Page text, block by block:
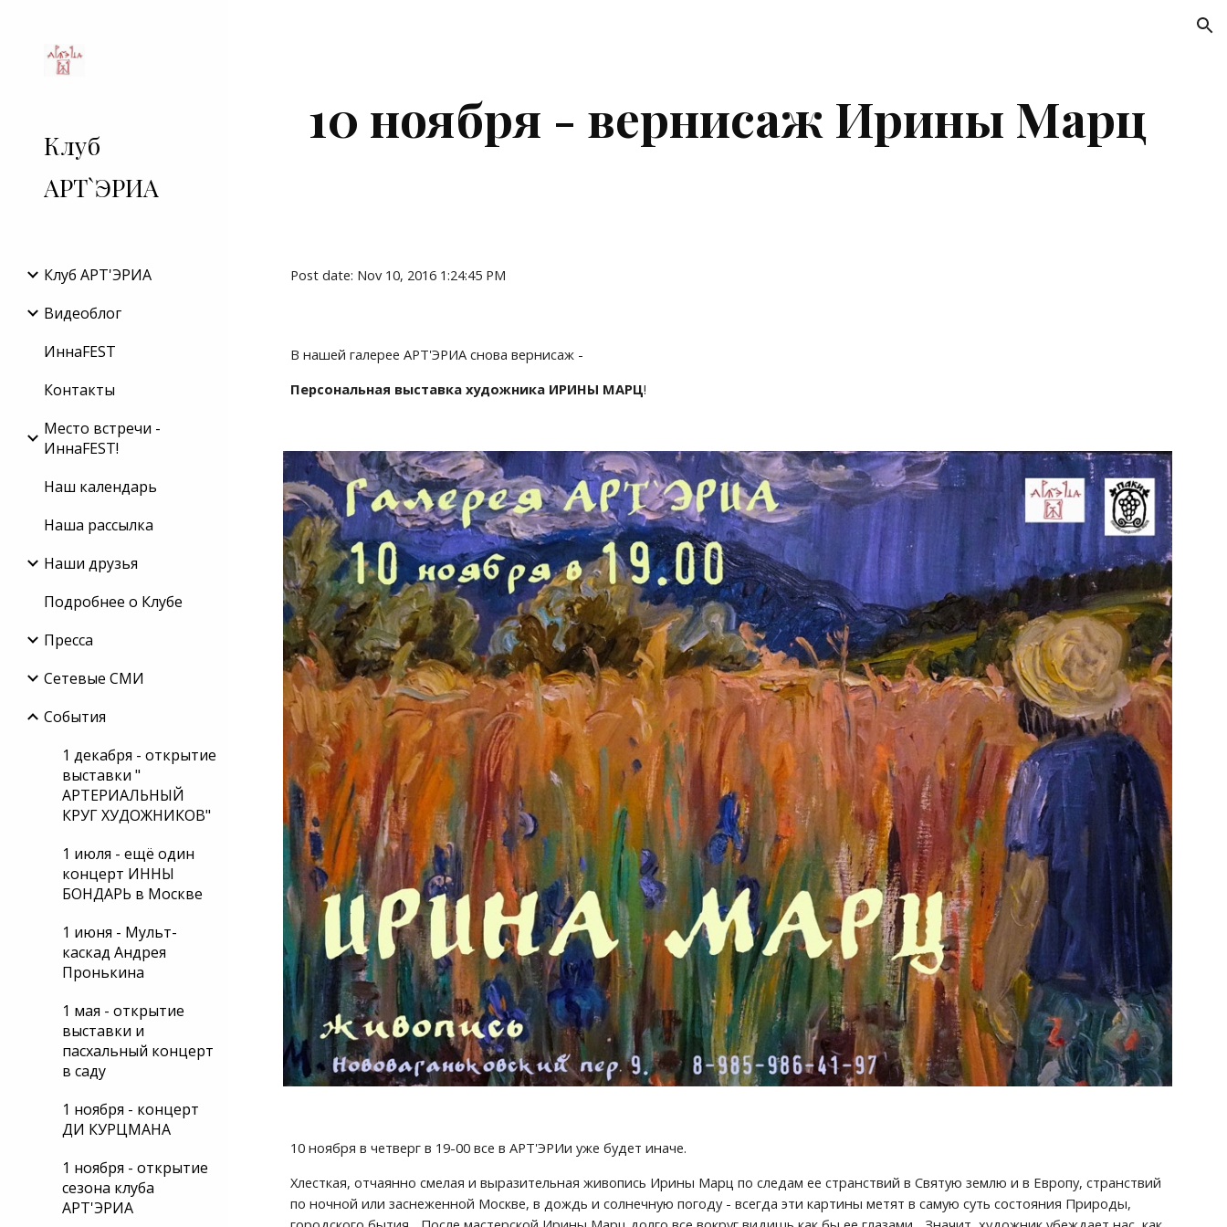
Клуб
АРТ`ЭРИА
Клуб АРТ'ЭРИA
Видеоблог
ИннаFEST
Контакты
Место встречи -
ИннаFEST!
Наш календарь
Наша рассылка
Наши друзья
Подробнее о Клубе
Пресса
Сетевые СМИ
События
1 декабря - открытие
выставки "
АРТЕРИАЛЬНЫЙ
КРУГ ХУДОЖНИКОВ"
1 июля - ещё один
концерт ИННЫ
БОНДАРЬ в Москве
1 июня - Мульт-
каскад Андрея
Пронькина
1 мая - открытие
выставки и
пасхальный концерт
в саду
1 ноября - концерт
ДИ КУРЦМАНА
1 ноября - открытие
сезона клуба
АРТ'ЭРИА
10 ноября - вернисаж Ирины Марц
Post date: Nov 10, 2016 1:24:45 PM
В нашей галерее АРТ'ЭРИА снова вернисаж -
Персональная выставка художника ИРИНЫ МАРЦ!
10 ноября в четверг в 19-00 все в АРТ'ЭРИи уже будет иначе.
Хлесткая, отчаянно смелая и выразительная живопись Ирины Марц по следам ее странствий в Святую землю и в Европу, странствий
по ночной или заснеженной Москве, в дождь и солнечную погоду - всегда эти картины метят в самую суть состояния Природы,